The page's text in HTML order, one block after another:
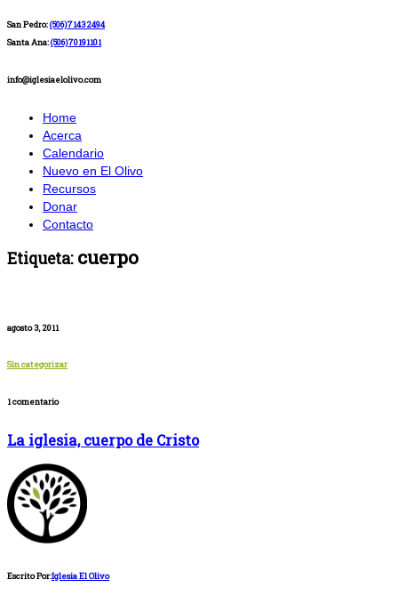
San Pedro:(506)71432494
Santa Ana:(506)70191101
info@iglesiaelolivo.com
Home
Acerca
Calendario
Nuevo en El Olivo
Recursos
Donar
Contacto
Etiqueta:cuerpo
agosto 3, 2011
Sin categorizar
1 comentario
La iglesia, cuerpo de Cristo
Escrito Por:Iglesia El Olivo